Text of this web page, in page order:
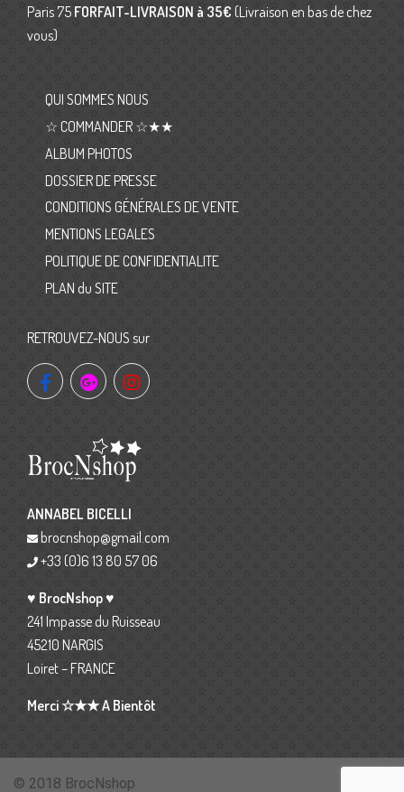
Paris 75 FORFAIT-LIVRAISON à 35€ (Livraison en bas de chez
vous)
QUI SOMMES NOUS
☆ COMMANDER ☆★★
ALBUM PHOTOS
DOSSIER DE PRESSE
CONDITIONS GÉNÉRALES DE VENTE
MENTIONS LEGALES
POLITIQUE DE CONFIDENTIALITE
PLAN du SITE
RETROUVEZ-NOUS sur
ANNABEL BICELLI
brocnshop@gmail.com
+33 (0)6 13 80 57 06
♥ BrocNshop ♥
241 Impasse du Ruisseau
45210 NARGIS
Loiret – FRANCE
Merci ☆★★ A Bientôt
© 2018 BrocNshop